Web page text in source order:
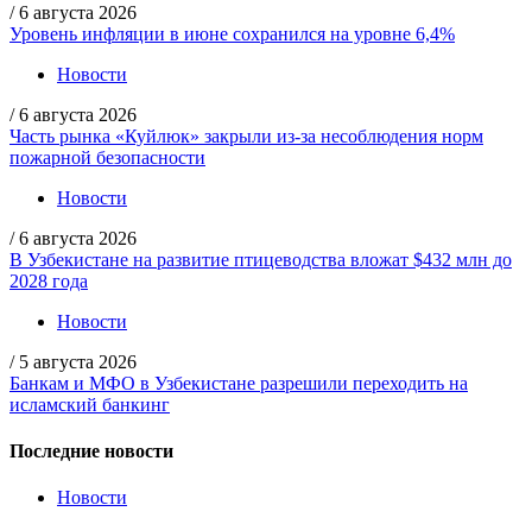
/ 6 августа 2026
Уровень инфляции в июне сохранился на уровне 6,4%
Новости
/ 6 августа 2026
Часть рынка «Куйлюк» закрыли из-за несоблюдения норм
пожарной безопасности
Новости
/ 6 августа 2026
В Узбекистане на развитие птицеводства вложат $432 млн до
2028 года
Новости
/ 5 августа 2026
Банкам и МФО в Узбекистане разрешили переходить на
исламский банкинг
Последние новости
Новости